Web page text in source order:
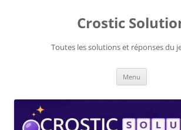
Crostic
Toutes les solutions et réponses du
Menu